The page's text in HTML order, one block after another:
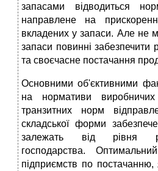
запасами відводиться
направлене на
вкладених у запаси. Але
запаси повинні забезпечити
та своєчасне постачання
Основними об'єктивними
на нормативи
транзитних норм
складської форми
залежать від рівня
господарства.
підприємств по постачанню,